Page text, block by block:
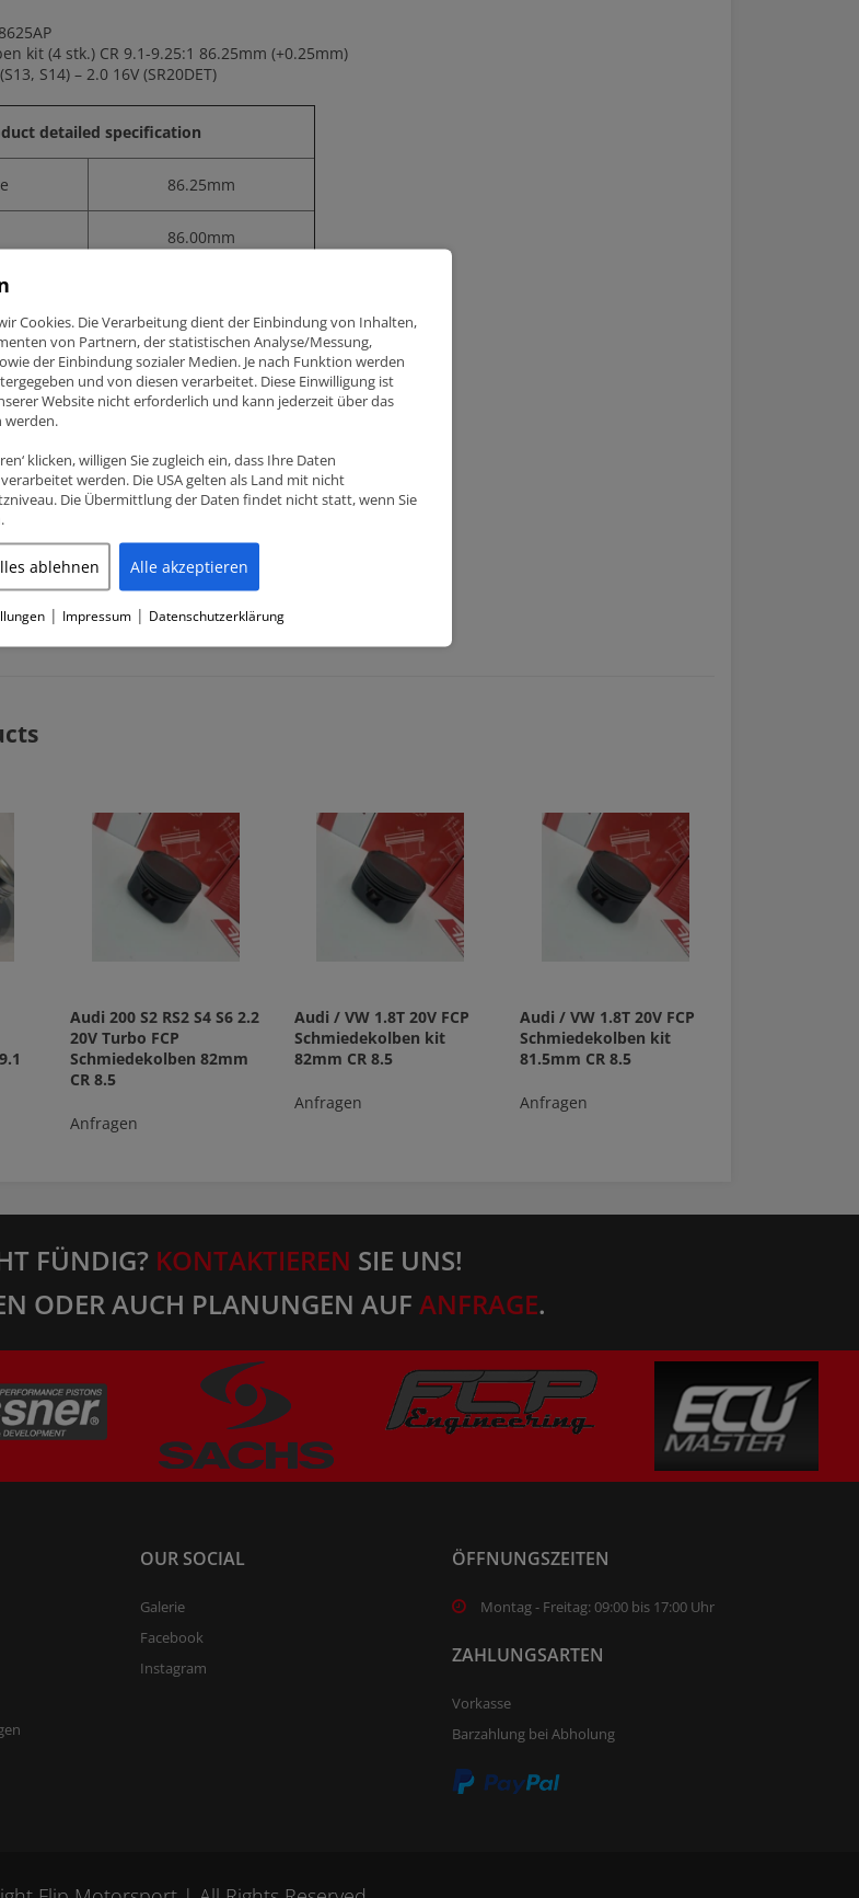
kit (4 stk.) CR 9.1-9.25:1 86.25mm (+0.25mm)
S14) – 2.0 16V (SR20DET)
detailed specification
86.25mm
86.00mm
ratio (CR)
ratio (CR) 8.5:1
(CC) -12cm3
22mm
Nissan 180SX, 200SX (S13, S14)
2.0 16V (SR20DET)
Audi 200 S2 RS2 S4 S6 2.2
20V Turbo FCP
Schmiedekolben 82mm
CR 8.5
Anfragen
Audi / VW 1.8T 20V FCP
Schmiedekolben kit
82mm CR 8.5
Anfragen
Audi / VW 1.8T 20V FCP
Schmiedekolben kit
81.5mm CR 8.5
Anfragen
FÜNDIG? KONTAKTIEREN SIE UNS!
ODER AUCH PLANUNGEN AUF ANFRAGE.
OUR SOCIAL
Galerie
Facebook
Instagram
ÖFFNUNGSZEITEN
Montag - Freitag: 09:00 bis 17:00 Uhr
ZAHLUNGSARTEN
Vorkasse
Barzahlung bei Abholung
Cookies. Die Verarbeitung dient der Einbindung von Inhalten,
von Partnern, der statistischen Analyse/Messung,
der Einbindung sozialer Medien. Je nach Funktion werden
und von diesen verarbeitet. Diese Einwilligung ist
Website nicht erforderlich und kann jederzeit über das
werden.
klicken, willigen Sie zugleich ein, dass Ihre Daten
werden. Die USA gelten als Land mit nicht
Die Übermittlung der Daten findet nicht statt, wenn Sie
ablehnen Alle akzeptieren
| Impressum | Datenschutzerklärung